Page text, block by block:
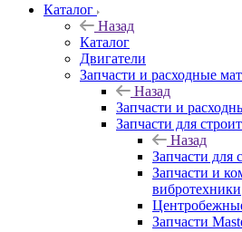
Каталог
Назад
Каталог
Двигатели
Запчасти и расходные
Назад
Запчасти и
Запчасти для
Назад
Запчасти для
Запчасти и
вибротехники
Запчасти